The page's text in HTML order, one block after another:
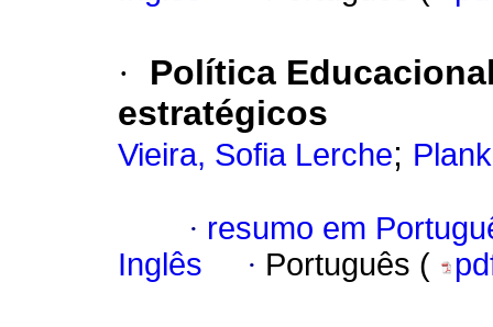
·
Política
estratégicos
Vieira, Sofia Lerche;
· resumo em
Inglês
· Português (